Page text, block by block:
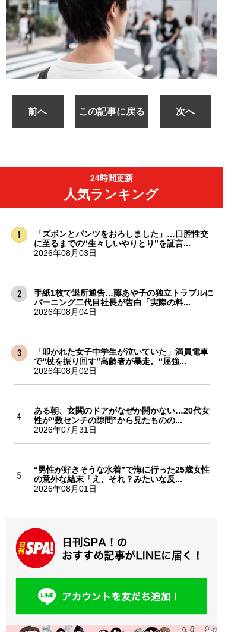
前へ この記事に戻る 次へ
24時間更新
人気ランキング
「ズボンとパンツをおろしました」…口腔性交
に至るまでの“生々しいやりとり”を証言...
2026年08月03日
手紙1枚で退所通告…藤あや子の独立トラブルに
バーニング二代目社長が告白「実際の料...
2026年08月04日
「叩かれた女子中学生が泣いていた」満員電車
で“杖を振り回す”高齢者が暴走。“屈強...
2026年08月02日
ある朝、玄関のドアがなぜか開かない…20代女
性が“数センチの隙間”から見たものの...
2026年07月31日
“男性が好きそうな水着”で海に行った25歳女性
の意外な結末「え、それ？みたいな反...
2026年08月01日